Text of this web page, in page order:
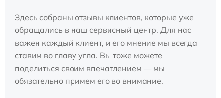
Здесь собраны отзывы клиентов, которые уже
обращались в наш сервисный центр. Для нас
важен каждый клиент, и его мнение мы всегда
ставим во главу угла. Вы тоже можете
поделиться своим впечатлением — мы
обязательно примем его во внимание.